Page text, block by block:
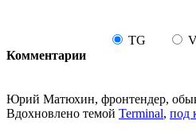
Комментарии
TG
Юрий Матюхин, фронтендер,
Вдохновлено темой Terminal, под